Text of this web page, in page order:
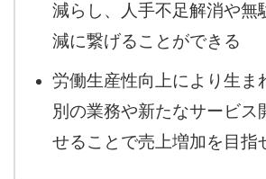
減らし、人手不足解消や無
減に繋げることができる
労働生産性向上により生ま
別の業務や新たなサービス
せることで売上増加を目指